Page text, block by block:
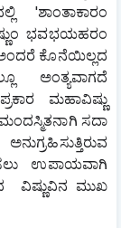
'ಶಾಂತಾಕಾರಂ
ಭವಭಯಹರಂ
ಅಂದರೆ ಕೊನೆಯಿಲ್ಲದ
ಅಂತ್ಯವಾಗದೆ
ಸದಾ
ಉಪಾಯವಾಗಿ
ವಿಷ್ಣುವಿನ ಮುಖ